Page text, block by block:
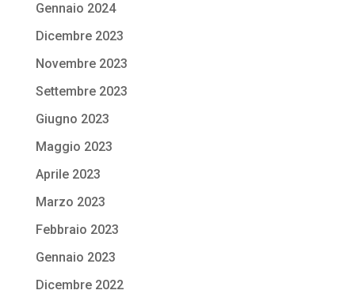
Gennaio 2024
Dicembre 2023
Novembre 2023
Settembre 2023
Giugno 2023
Maggio 2023
Aprile 2023
Marzo 2023
Febbraio 2023
Gennaio 2023
Dicembre 2022